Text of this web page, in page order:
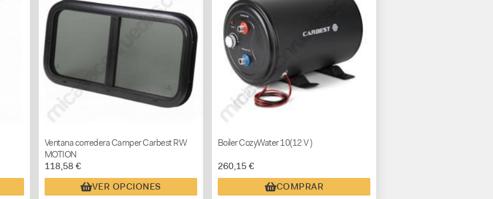
Ventana corredera Camper Carbest RW
MOTION
118,58 €
VER OPCIONES
Boiler CozyWater 10(12 V )
260,15 €
COMPRAR